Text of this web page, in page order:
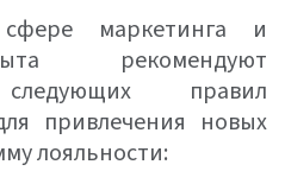
маркетинга и
рекомендуют
правил
привлечения новых
лояльности: